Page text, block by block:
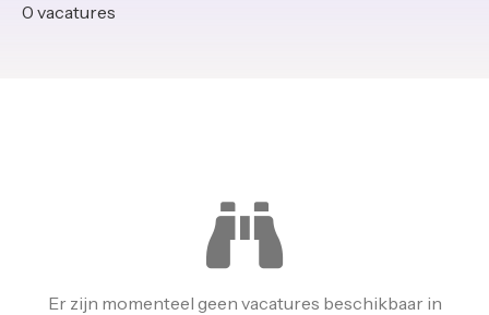
0 vacatures
Er zijn momenteel geen vacatures beschikbaar in